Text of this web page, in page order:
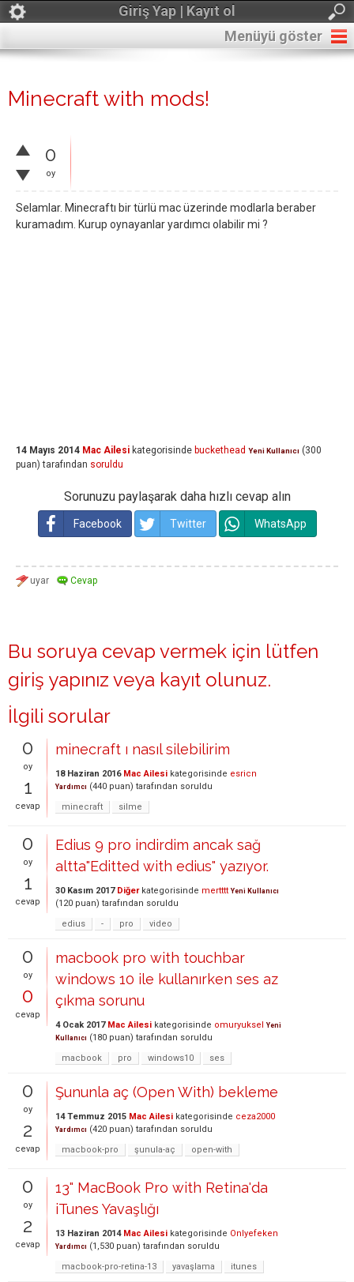
Giriş Yap | Kayıt ol
Menüyü göster
Minecraft with mods!
0
oy
Selamlar. Minecraftı bir türlü mac üzerinde modlarla beraber
kuramadım. Kurup oynayanlar yardımcı olabilir mi ?
14 Mayıs 2014 Mac Ailesi kategorisinde buckethead Yeni Kullanıcı (300
puan) tarafından soruldu
Sorunuzu paylaşarak daha hızlı cevap alın
Facebook Twitter WhatsApp
Bu soruya cevap vermek için lütfen
giriş yapınız veya kayıt olunuz.
İlgili sorular
0
oy
1
cevap
minecraft ı nasıl silebilirim
18 Haziran 2016 Mac Ailesi kategorisinde esricn
Yardımcı (440 puan) tarafından soruldu
minecraft
silme
0
oy
1
cevap
Edius 9 pro indirdim ancak sağ
altta"Editted with edius" yazıyor.
30 Kasım 2017 Diğerkategorisinde mertttt Yeni Kullanıcı
(120 puan) tarafından soruldu
edius
- pro video
0
oy
0
cevap
macbook pro with touchbar
windows 10 ile kullanırken ses az
çıkma sorunu
4 Ocak 2017 Mac Ailesi kategorisinde omuryuksel Yeni
Kullanıcı (180 puan) tarafından soruldu
macbook
pro windows10 ses
0
oy
2
cevap
Şununla aç (Open With) bekleme
14 Temmuz 2015 Mac Ailesi kategorisinde ceza2000
Yardımcı (420 puan) tarafından soruldu
macbook-pro
şunula-aç open-with
0
oy
2
cevap
13" MacBook Pro with Retina'da
iTunes Yavaşlığı
13 Haziran 2014 Mac Ailesi kategorisinde Onlyefeken
Yardımcı (1,530 puan) tarafından soruldu
macbook-pro-retina-13
yavaşlama itunes